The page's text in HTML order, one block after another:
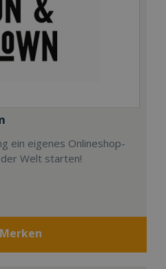
ein eigenes Onlineshop-
Welt starten!
Merken